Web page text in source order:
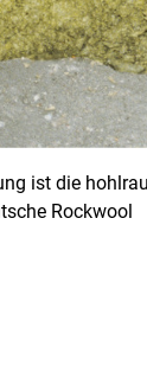
ist die
Rockwool